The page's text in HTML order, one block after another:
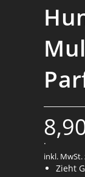
inkl. MwSt.
.
Zieht